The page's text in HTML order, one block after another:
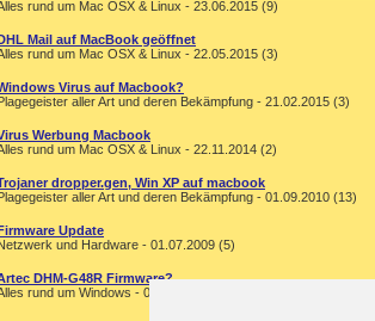
rund um Mac OSX & Linux - 23.06.2015 (9)
Mail auf MacBook geöffnet
rund um Mac OSX & Linux - 22.05.2015 (3)
Virus auf Macbook?
aller Art und deren Bekämpfung - 21.02.2015 (3)
Werbung Macbook
rund um Mac OSX & Linux - 22.11.2014 (2)
dropper.gen, Win XP auf macbook
aller Art und deren Bekämpfung - 01.09.2010 (13)
Update
und Hardware - 01.07.2009 (5)
DHM-G48R Firmware?
rund um Windows - 04.11.2005 (30)